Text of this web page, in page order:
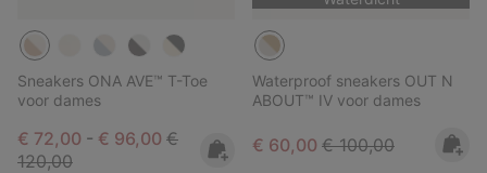
Sneakers ONA AVE™ T-Toe
voor dames
Minimum sale price:
€ 72,00 - Maximum sale price:
€ 96,00 Regular price:
€
120,00
Waterproof sneakers OUT N
ABOUT™ IV voor dames
Sale price:
€ 60,00 Regular price:
€ 100,00